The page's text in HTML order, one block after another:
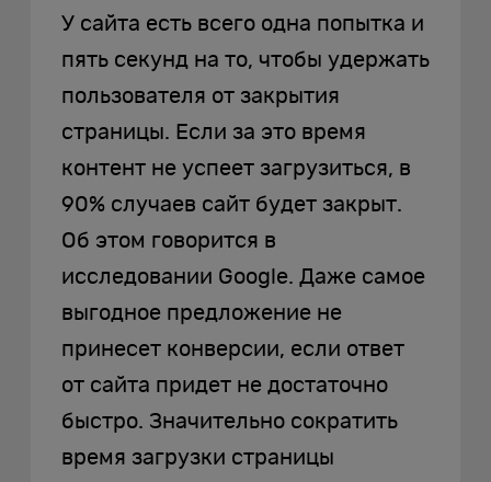
У сайта есть всего одна попытка и
пять секунд на то, чтобы удержать
пользователя от закрытия
страницы. Если за это время
контент не успеет загрузиться, в
90% случаев сайт будет закрыт.
Об этом говорится в
исследовании Google. Даже самое
выгодное предложение не
принесет конверсии, если ответ
от сайта придет не достаточно
быстро. Значительно сократить
время загрузки страницы